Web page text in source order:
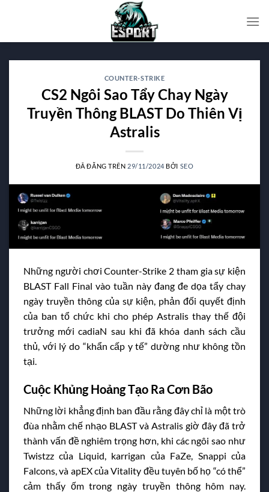
COUNTER-STRIKE
CS2 Ngôi Sao Tẩy Chay Ngày
Truyền Thông BLAST Do Thiên Vị
Astralis
ĐÃ ĐĂNG TRÊN 29/11/2024 BỞI SEO
Những người chơi Counter-Strike 2 tham gia sự kiện
BLAST Fall Final vào tuần này đang đe dọa tẩy chay
ngày truyền thông của sự kiện, phản đối quyết định
của ban tổ chức khi cho phép Astralis thay thế đội
trưởng mới cadiaN sau khi đã khóa danh sách cầu
thủ, với lý do “khẩn cấp y tế” dường như không tồn
tại.
Cuộc Khủng Hoảng Tạo Ra Cơn Bão
Những lời khẳng định ban đầu rằng đây chỉ là một trò
đùa nhằm chế nhạo BLAST và Astralis giờ đây đã trở
thành vấn đề nghiêm trọng hơn, khi các ngôi sao như
Twistzz của Liquid, karrigan của FaZe, Snappi của
Falcons, và apEX của Vitality đều tuyên bố họ “có thể”
cảm thấy ốm trong ngày truyền thông hôm nay.